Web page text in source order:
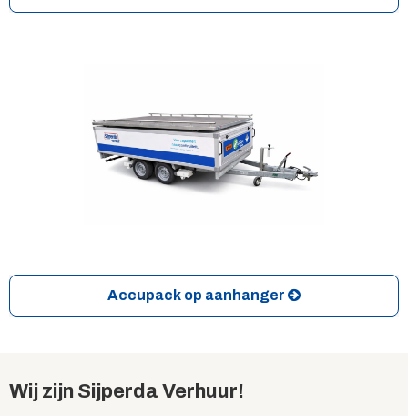
Accupack op aanhanger
Wij zijn Sijperda Verhuur!